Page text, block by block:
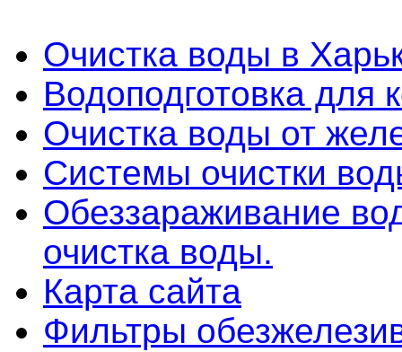
Очистка воды в
Водоподготовка для
Очистка воды от
Системы очистки
Обеззараживание
очистка воды.
Карта сайта
Фильтры